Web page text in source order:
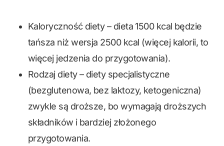
Kaloryczność diety – dieta 1500 kcal będzie
tańsza niż wersja 2500 kcal (więcej kalorii, to
więcej jedzenia do przygotowania).
Rodzaj diety – diety specjalistyczne
(bezglutenowa, bez laktozy, ketogeniczna)
zwykle są droższe, bo wymagają droższych
składników i bardziej złożonego
przygotowania.